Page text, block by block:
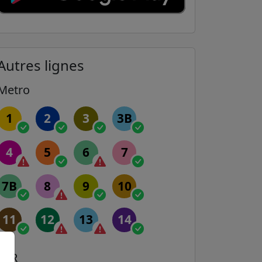
lignes
1 2 3 3B
4 5 6 7
7B 8 9 10
11 12 13 14
RER